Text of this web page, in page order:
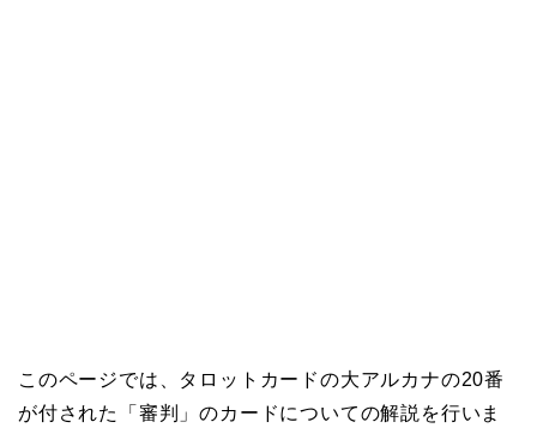
このページでは、タロットカードの大アルカナの20番
が付された「審判」のカードについての解説を行いま